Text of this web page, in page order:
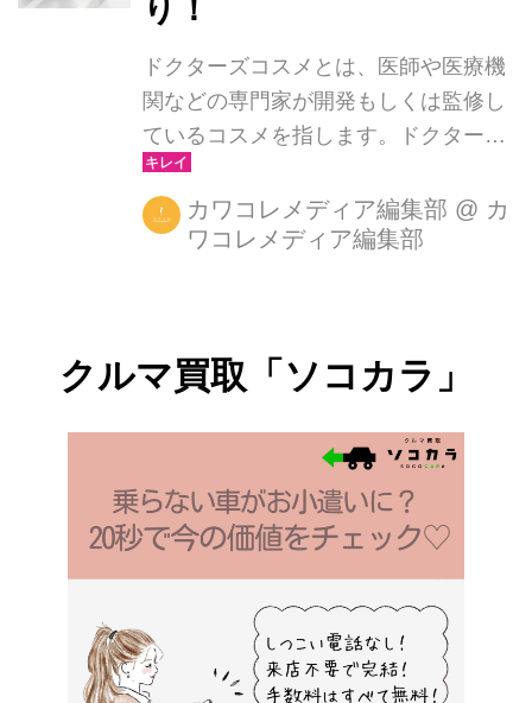
り！
ドクターズコスメとは、医師や医療機
関などの専門家が開発もしくは監修し
ているコスメを指します。ドクターズ
コスメ「アンプルール」は全国の美容
従事者630名を対象にドクターズコス
メに関するインターネット調査を2019
カワコレメディア編集部 @ カ
ワコレメディア編集部
クルマ買取「ソコカラ」